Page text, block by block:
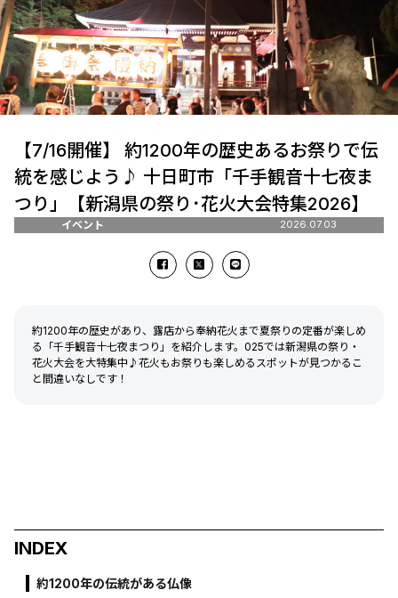
【7/16開催】 約1200年の歴史あるお祭りで伝
統を感じよう♪ 十日町市「千手観音十七夜ま
つり」【新潟県の祭り･花火大会特集2026】
イベント 2026.07.03
約1200年の歴史があり、露店から奉納花火まで夏祭りの定番が楽しめ
る「千手観音十七夜まつり」を紹介します。025では新潟県の祭り・
花火大会を大特集中♪花火もお祭りも楽しめるスポットが見つかるこ
と間違いなしです！
INDEX
約1200年の伝統がある仏像